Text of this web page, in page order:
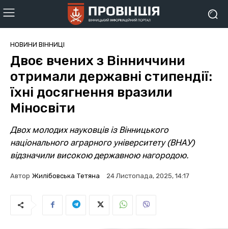
НОВИНИ ВІННИЦІ
Двоє вчених з Вінниччини
отримали державні стипендії:
їхні досягнення вразили
Міносвіти
Двох молодих науковців із Вінницького
національного аграрного університету (ВНАУ)
відзначили високою державною нагородою.
Автор Жилібовська Тетяна 24 Листопада, 2025, 14:17